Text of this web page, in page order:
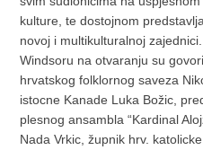
kulture, te dostojnom
novoj i multikulturalnoj
Windsoru na otvaranju su
hrvatskog folklornog saveza
istocne Kanade Luka Božic,
plesnog ansambla “Kardinal
Nada Vrkic, župnik hrv.